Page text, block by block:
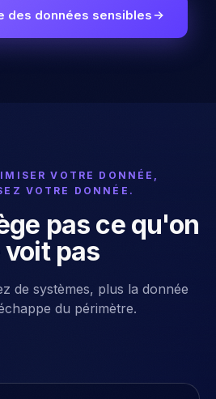
des données sensibles
VOTRE DONNÉE,
VOTRE DONNÉE.
pas ce qu'on
voit pas
de systèmes, plus la donnée
du périmètre.